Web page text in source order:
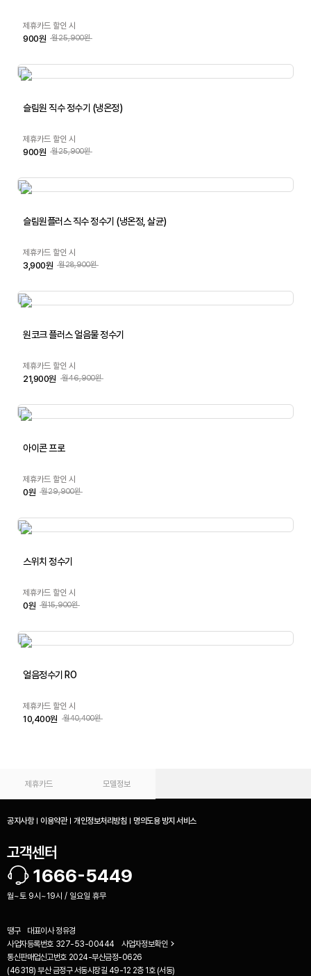
제휴카드 할인 시
900원 월25,900원
슬림원 직수 정수기 (냉온정)
제휴카드 할인 시
900원 월25,900원
슬림원플러스 직수 정수기 (냉온정, 살균)
제휴카드 할인 시
3,900원 월28,900원
원코크 플러스 얼음물 정수기
제휴카드 할인 시
21,900원 월46,900원
아이콘 프로
제휴카드 할인 시
0원 월29,900원
스위치 정수기
제휴카드 할인 시
0원 월15,900원
얼음정수기 RO
제휴카드 할인 시
10,400원 월40,400원
제휴카드 모델정보
공지사항 이용약관 개인정보처리방침 명의도용 방지 서비스
고객센터
1666-5449
월~토 9시~19시 / 일요일 휴무
땡구 대표이사 정유경
사업자등록번호 327-53-00444
사업자정보확인
통신판매업신고번호 2024-부산금정-0626
(46318) 부산 금정구 서동시장길 49-12 2층 1호 (서동)